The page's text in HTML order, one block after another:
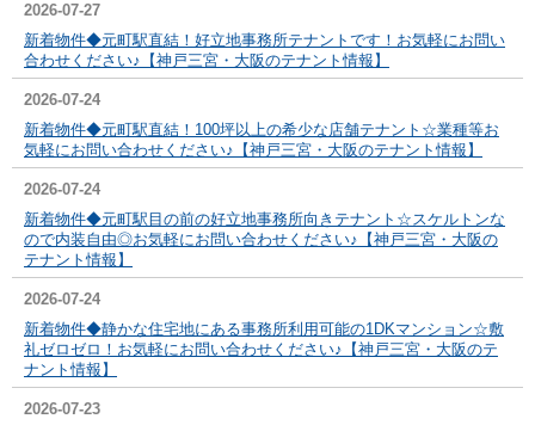
2026-07-27
新着物件◆元町駅直結！好立地事務所テナントです！お気軽にお問い
合わせください♪【神戸三宮・大阪のテナント情報】
2026-07-24
新着物件◆元町駅直結！100坪以上の希少な店舗テナント☆業種等お
気軽にお問い合わせください♪【神戸三宮・大阪のテナント情報】
2026-07-24
新着物件◆元町駅目の前の好立地事務所向きテナント☆スケルトンな
ので内装自由◎お気軽にお問い合わせください♪【神戸三宮・大阪の
テナント情報】
2026-07-24
新着物件◆静かな住宅地にある事務所利用可能の1DKマンション☆敷
礼ゼロゼロ！お気軽にお問い合わせください♪【神戸三宮・大阪のテ
ナント情報】
2026-07-23